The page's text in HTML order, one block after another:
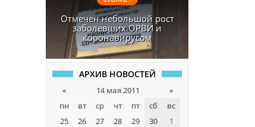
Отмечен небольшой рост
заболевших ОРВИ и
коронавирусом
АРХИВ НОВОСТЕЙ
« 14 мая 2011
»
пн
вт ср чт пт сб
вс
25
26 27 28 29 30
1